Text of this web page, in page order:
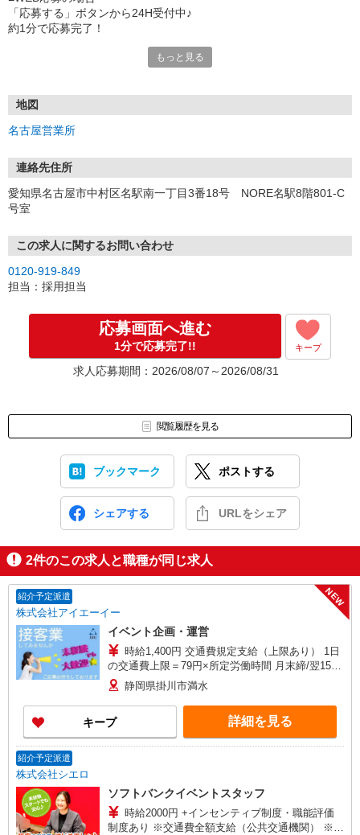
「応募する」ボタンから24H受付中♪
約1分で応募完了！
①応募から3営業日を目安に、メールorお電話でご連絡します。
★スマホでWEB面接（LINEなど）・出張面接・事務所面接と選べま
す
③面接実施（履歴書不要）
④勤務開始（スタート日は応相談）
お気軽にご応募ください♪
もっと見る
地図
名古屋営業所
連絡先住所
愛知県名古屋市中村区名駅南一丁目3番18号 NORE名駅8階801-C
号室
この求人に関するお問い合わせ
0120-919-849
担当：採用担当
応募画面へ進む
1分で応募完了!! キープ
求人応募期間：2026/08/07～2026/08/31
閲覧履歴を見る
ブックマーク ポストする
シェアする URLをシェア
2件のこの求人と職種が同じ求人
紹介予定派遣
株式会社アイエーイー
NEW
イベント企画・運営
時給1,400円 交通費規定支給（上限あり） 1日
の交通費上限＝79円×所定労働時間 月末締/翌15日
払 静岡県掛川市満水
キープ 詳細を見る
紹介予定派遣
株式会社シエロ
ソフトバンクイベントスタッフ
時給2000円 +インセンティブ制度・職能評価
制度あり ※交通費全額支給（公共交通機関） ※残